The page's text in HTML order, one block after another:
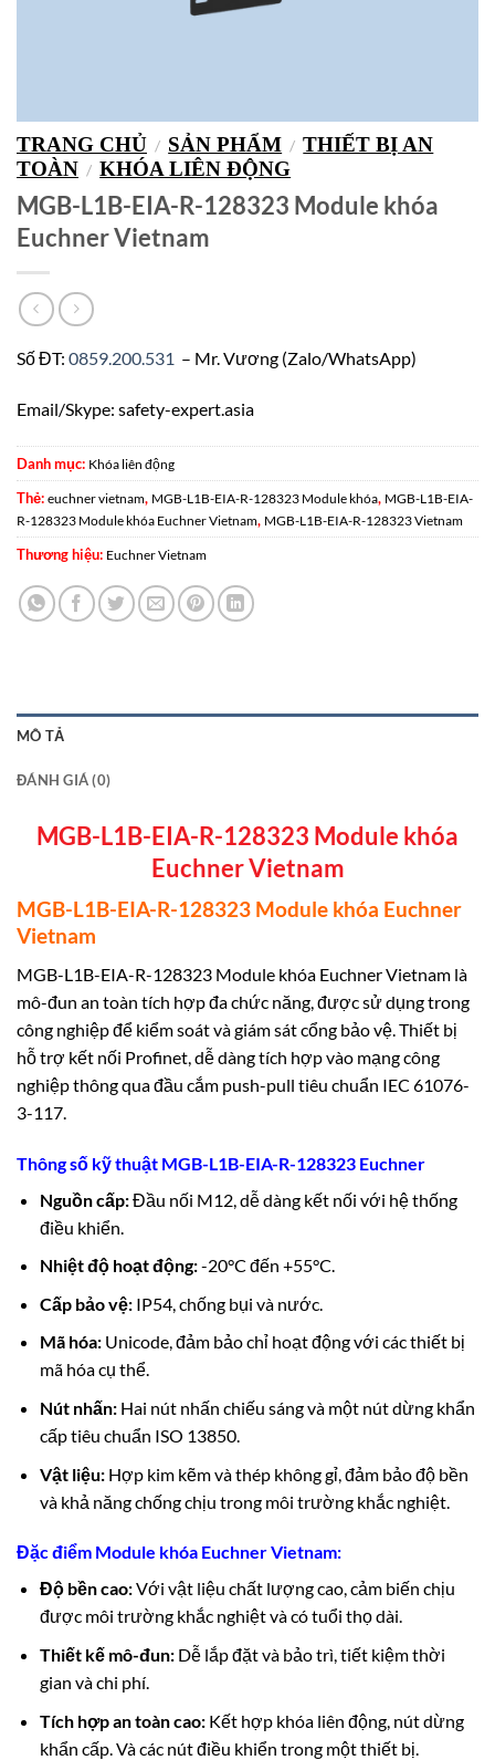
TRANG CHỦ / SẢN PHẨM / THIẾT BỊ AN
TOÀN / KHÓA LIÊN ĐỘNG
MGB-L1B-EIA-R-128323 Module khóa
Euchner Vietnam
Số ĐT: 0859.200.531 – Mr. Vương (Zalo/WhatsApp)
Email/Skype: safety-expert.asia
Danh mục: Khóa liên động
Thẻ: euchner vietnam, MGB-L1B-EIA-R-128323 Module khóa, MGB-L1B-EIA-
R-128323 Module khóa Euchner Vietnam, MGB-L1B-EIA-R-128323 Vietnam
Thương hiệu: Euchner Vietnam
MÔ TẢ
ĐÁNH GIÁ (0)
MGB-L1B-EIA-R-128323 Module khóa
Euchner Vietnam
MGB-L1B-EIA-R-128323 Module khóa Euchner
Vietnam
MGB-L1B-EIA-R-128323 Module khóa Euchner Vietnam là
mô-đun an toàn tích hợp đa chức năng, được sử dụng trong
công nghiệp để kiểm soát và giám sát cổng bảo vệ. Thiết bị
hỗ trợ kết nối Profinet, dễ dàng tích hợp vào mạng công
nghiệp thông qua đầu cắm push-pull tiêu chuẩn IEC 61076-
3-117.
Thông số kỹ thuật MGB-L1B-EIA-R-128323 Euchner
Nguồn cấp:Đầu nối M12, dễ dàng kết nối với hệ thống
điều khiển.
Nhiệt độ hoạt động:-20°C đến +55°C.
Cấp bảo vệ:IP54, chống bụi và nước.
Mã hóa:Unicode, đảm bảo chỉ hoạt động với các thiết bị
mã hóa cụ thể.
Nút nhấn:Hai nút nhấn chiếu sáng và một nút dừng khẩn
cấp tiêu chuẩn ISO 13850.
Vật liệu:Hợp kim kẽm và thép không gỉ, đảm bảo độ bền
và khả năng chống chịu trong môi trường khắc nghiệt.
Đặc điểm Module khóa Euchner Vietnam:
Độ bền cao:Với vật liệu chất lượng cao, cảm biến chịu
được môi trường khắc nghiệt và có tuổi thọ dài.
Thiết kế mô-đun:Dễ lắp đặt và bảo trì, tiết kiệm thời
gian và chi phí.
Tích hợp an toàn cao:Kết hợp khóa liên động, nút dừng
khẩn cấp. Và các nút điều khiển trong một thiết bị.